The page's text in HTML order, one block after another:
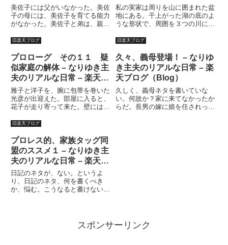
（Blog）
美佐子には父がいなかった。美佐
子の母には、美佐子を育てる能力
がなかった。美佐子と弟は、親戚
子と弟は、親戚夫婦の実子と共に
れたのかは、わからない。美佐子
は、教育相談も受けていたよう
な...
私の実家は周りを山に囲まれた盆
地にある。干上がった湖の底のよ
うな形状で、周囲を３つの川に囲
だ。盆地で、台地であり、高台に
いないので、観光地としての価値
が全くないのが残念であるが。た
だ...
旧楽天ブログ
プロローグ その１１ 疑
似家庭の解体 – なりゆき主
夫のリアルな日常 – 楽天ブ
ログ（Blog）
雅子と洋子を、腕に包帯を巻いた
光彦が出迎えた。部屋に入ると、
花子が走り寄って来た。壁には離
た。キッチンの窓は割れていた。
ンに膨れ上がっていた。花子が言
った。「ママがね、包丁投げて、
パ...
旧楽天ブログ
久々、義母登場！ – なりゆ
き主夫のリアルな日常 – 楽
天ブログ（Blog）
久しく、義母ネタを書いていな
い。何故か？家に来てなかったか
らだ。長男の嫁に娘を任されっき
旧楽天ブログ
プロレス的、家族タッグ同
盟のススメ１ – なりゆき主
夫のリアルな日常 – 楽天ブ
ログ（Blog）
日記のネタが、ない。というよ
り、日記のネタ、何を書くべき
か、悩む。こうなると書けないの
には大変な量の？なんだろう？脳
内物質・・・・思い出せん。ま、スポンサーリンク